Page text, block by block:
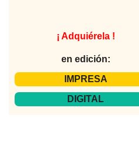
¡ Adquiérela !
en edición:
IMPRESA
DIGITAL